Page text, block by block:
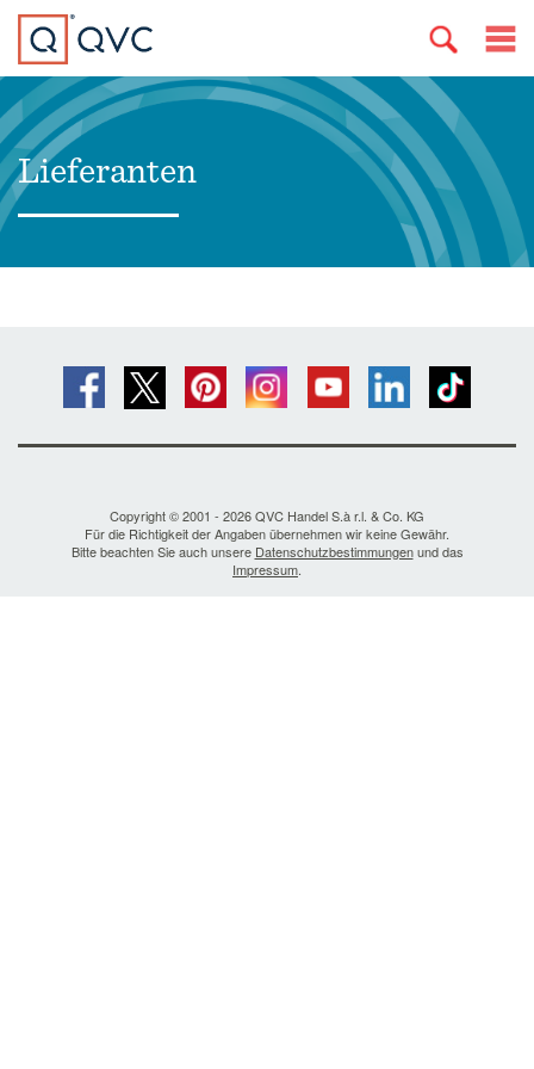
Lieferanten
Copyright © 2001 - 2026 QVC Handel S.à r.l. & Co. KG
Für die Richtigkeit der Angaben übernehmen wir keine Gewähr.
Bitte beachten Sie auch unsere Datenschutzbestimmungenund das
Impressum.